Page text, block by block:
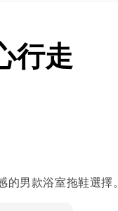
行走
男款浴室拖鞋選擇。